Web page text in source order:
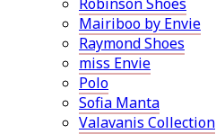
Robinson Shoes
Mairiboo by Envie
Raymond Shoes
miss Envie
Polo
Sofia Manta
Valavanis Collection